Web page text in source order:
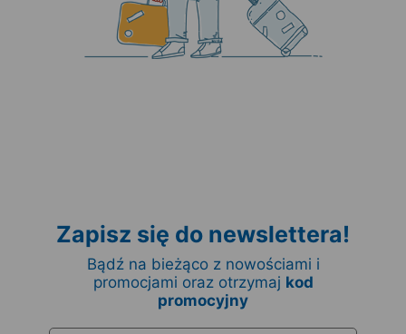
Zapisz się do newslettera!
Bądź na bieżąco z nowościami i
promocjami oraz otrzymaj kod
promocyjny